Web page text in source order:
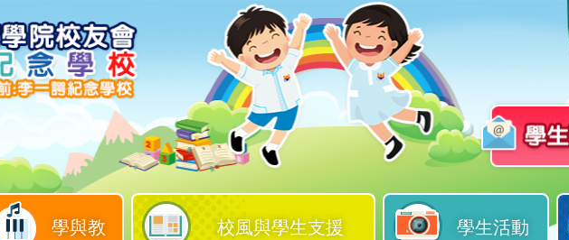
學與教 校風與學生支援 學生活動